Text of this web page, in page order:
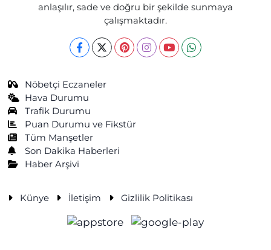
anlaşılır, sade ve doğru bir şekilde sunmaya
çalışmaktadır.
Nöbetçi Eczaneler
Hava Durumu
Trafik Durumu
Puan Durumu ve Fikstür
Tüm Manşetler
Son Dakika Haberleri
Haber Arşivi
Künye İletişim Gizlilik Politikası